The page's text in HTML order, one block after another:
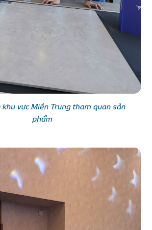
khu vực Miền Trung tham quan sản
phẩm